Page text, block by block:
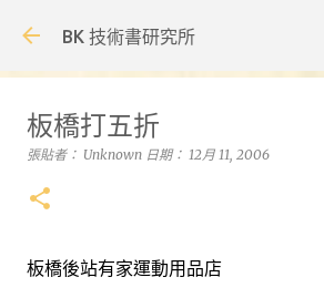
BK 技術書研究所
板橋打五折
張貼者： Unknown 日期： 12月 11, 2006
板橋後站有家運動用品店